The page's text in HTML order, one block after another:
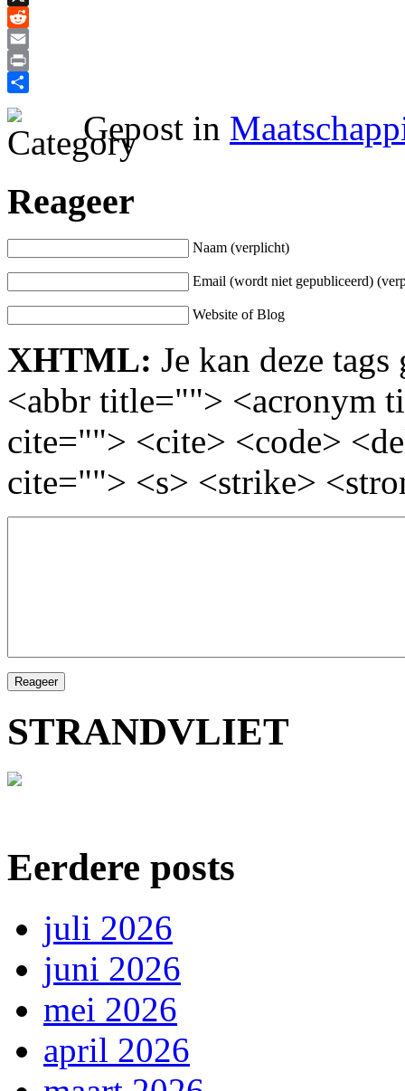
X
Reddit
Email
Print
Gepost in
Reageer
Naam (verplicht)
Email (wordt niet gepubliceerd)
Website of Blog
XHTML: Je kan deze
<abbr title=""> <acronym
cite=""> <cite> <code>
cite=""> <s> <strike>
STRANDVLIET
Eerdere posts
juli 2026
juni 2026
mei 2026
april 2026